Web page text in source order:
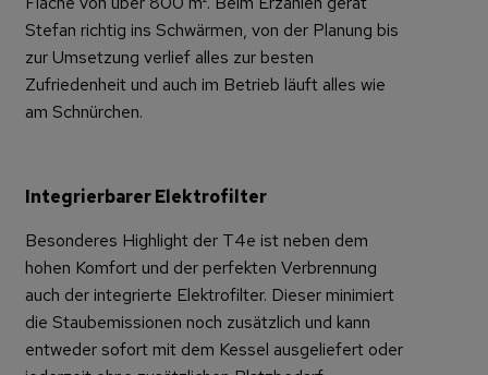
Stefan richtig ins Schwärmen, von der Planung bis
zur Umsetzung verlief alles zur besten
Zufriedenheit und auch im Betrieb läuft alles wie
am Schnürchen.
Integrierbarer Elektrofilter
Besonderes Highlight der T4e ist neben dem
hohen Komfort und der perfekten Verbrennung
auch der integrierte Elektrofilter. Dieser minimiert
die Staubemissionen noch zusätzlich und kann
entweder sofort mit dem Kessel ausgeliefert oder